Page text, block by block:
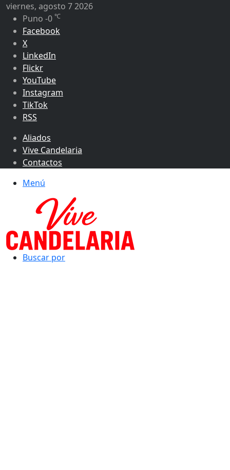
viernes, agosto 7 2026
Puno -0 ℃
Facebook
X
LinkedIn
Flickr
YouTube
Instagram
TikTok
RSS
Aliados
Vive Candelaria
Contactos
Menú
Buscar por